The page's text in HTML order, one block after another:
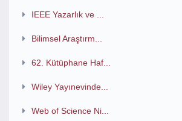
IEEE Yazarlık ve ...
Bilimsel Araştırm...
62. Kütüphane Haf...
Wiley Yayınevinde...
Web of Science Ni...